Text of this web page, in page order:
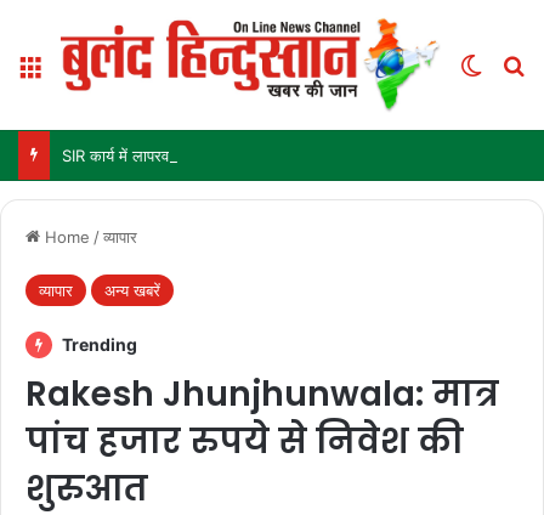
Menu
SIR कार्य में लापरवाही: महासमुंद में 9 पटवारियों को कारण बताओ नोटिस
Home /व्यापार
व्यापार अन्य खबरें
Trending
Rakesh Jhunjhunwala: मात्र
पांच हजार रुपये से निवेश की
शुरुआत